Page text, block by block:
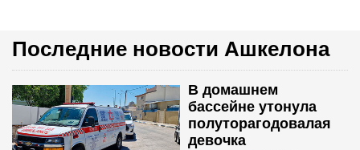
Последние новости Ашкелона
В домашнем
бассейне утонула
полуторагодовалая
девочка